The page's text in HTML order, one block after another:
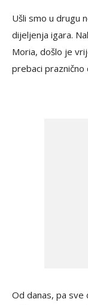
Ušli smo u drugu
dijeljenja igara.
Moria, došlo je
prebaci praznično
Od danas, pa sve